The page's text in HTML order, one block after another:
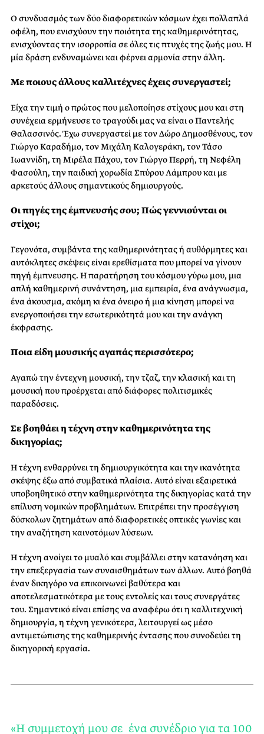
Ο συνδυασμός των δύο διαφορετικών κόσμων έχει πολλαπλά
οφέλη, που ενισχύουν την ποιότητα της καθημερινότητας,
ενισχύοντας την ισορροπία σε όλες τις πτυχές της ζωής μου. Η
μία δράση ενδυναμώνει και φέρνει αρμονία στην άλλη.
Με ποιους άλλους καλλιτέχνες έχεις συνεργαστεί;
Είχα την τιμή ο πρώτος που μελοποίησε στίχους μου και στη
συνέχεια ερμήνευσε το τραγούδι μας να είναι ο Παντελής
Θαλασσινός. Έχω συνεργαστεί με τον Δώρο Δημοσθένους, τον
Γιώργο Καραδήμο, τον Μιχάλη Καλογεράκη, τον Τάσο
Ιωαννίδη, τη Μιρέλα Πάχου, τον Γιώργο Περρή, τη Νεφέλη
Φασούλη, την παιδική χορωδία Σπύρου Λάμπρου και με
αρκετούς άλλους σημαντικούς δημιουργούς.
Οι πηγές της έμπνευσής σου; Πώς γεννιούνται οι
στίχοι;
Γεγονότα, συμβάντα της καθημερινότητας ή αυθόρμητες και
αυτόκλητες σκέψεις είναι ερεθίσματα που μπορεί να γίνουν
πηγή έμπνευσης. Η παρατήρηση του κόσμου γύρω μου, μια
απλή καθημερινή συνάντηση, μια εμπειρία, ένα ανάγνωσμα,
ένα άκουσμα, ακόμη κι ένα όνειρο ή μια κίνηση μπορεί να
ενεργοποιήσει την εσωτερικότητά μου και την ανάγκη
έκφρασης.
Ποια είδη μουσικής αγαπάς περισσότερο;
Αγαπώ την έντεχνη μουσική, την τζαζ, την κλασική και τη
μουσική που προέρχεται από διάφορες πολιτισμικές
παραδόσεις.
Σε βοηθάει η τέχνη στην καθημερινότητα της
δικηγορίας;
Η τέχνη ενθαρρύνει τη δημιουργικότητα και την ικανότητα
σκέψης έξω από συμβατικά πλαίσια. Αυτό είναι εξαιρετικά
υποβοηθητικό στην καθημερινότητα της δικηγορίας κατά την
επίλυση νομικών προβλημάτων. Επιτρέπει την προσέγγιση
δύσκολων ζητημάτων από διαφορετικές οπτικές γωνίες και
την αναζήτηση καινοτόμων λύσεων.
Η τέχνη ανοίγει το μυαλό και συμβάλλει στην κατανόηση και
την επεξεργασία των συναισθημάτων των άλλων. Αυτό βοηθά
έναν δικηγόρο να επικοινωνεί βαθύτερα και
αποτελεσματικότερα με τους εντολείς και τους συνεργάτες
του. Σημαντικό είναι επίσης να αναφέρω ότι η καλλιτεχνική
δημιουργία, η τέχνη γενικότερα, λειτουργεί ως μέσο
αντιμετώπισης της καθημερινής έντασης που συνοδεύει τη
δικηγορική εργασία.
«Η συμμετοχή μου σε ένα συνέδριο για τα 100